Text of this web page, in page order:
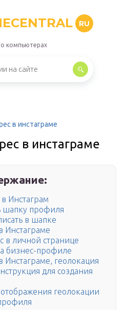
RU
компьютерах
в инстаграме
в инстаграме
Инстаграм
шапку профиля
в шапке
Инстаграме
в личной странице
бизнес-профиле
Инстаграме, геолокация
для создания
геолокации